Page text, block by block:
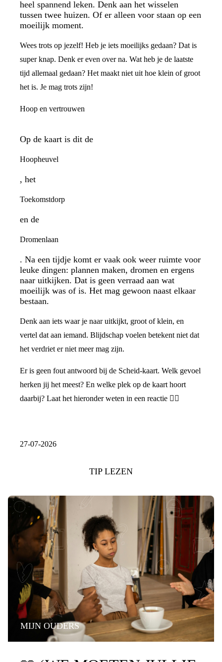
heel spannend leken. Denk aan het wisselen
tussen twee huizen. Of er alleen voor staan op een
moeilijk moment.
Wees trots op jezelf! Heb je iets moeilijks gedaan? Dat is
super knap. Denk er even over na. Wat heb je de laatste
tijd allemaal gedaan? Het maakt niet uit hoe klein of groot
het is. Je mag trots zijn!
Hoop en vertrouwen
Op de kaart is dit de
Hoopheuvel
, het
Toekomstdorp
en de
Dromenlaan
. Na een tijdje komt er vaak ook weer ruimte voor
leuke dingen: plannen maken, dromen en ergens
naar uitkijken. Dat is geen verraad aan wat
moeilijk was of is. Het mag gewoon naast elkaar
bestaan.
Denk aan iets waar je naar uitkijkt, groot of klein, en
vertel dat aan iemand. Blijdschap voelen betekent niet dat
het verdriet er niet meer mag zijn.
Er is geen fout antwoord bij de Scheid-kaart. Welk gevoel
herken jij het meest? En welke plek op de kaart hoort
daarbij? Laat het hieronder weten in een reactie 👇🏼
27-07-2026
TIP LEZEN
MIJN OUDERS